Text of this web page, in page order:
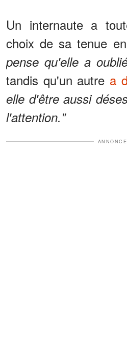
Un internaute a
choix de sa tenue en
pense qu'elle a
tandis qu'un autre a
elle d'être aussi
l'attention."